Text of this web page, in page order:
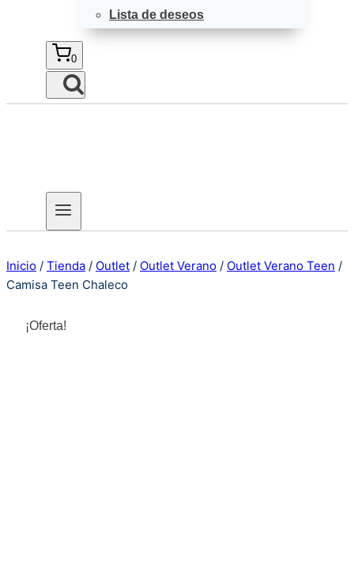
Lista de deseos
0
Inicio / Tienda / Outlet / Outlet Verano / Outlet Verano Teen /
Camisa Teen Chaleco
¡Oferta!